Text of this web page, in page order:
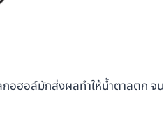
ลกอฮอล์มักส่งผลทำให้น้ำตาลตก จน